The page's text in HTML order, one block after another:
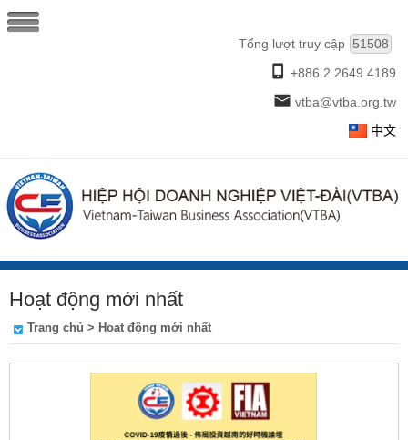
Tổng lượt truy cập 51508
+886 2 2649 4189
vtba@vtba.org.tw
中文
Hoạt động mới nhất
Trang chủ > Hoạt động mới nhất